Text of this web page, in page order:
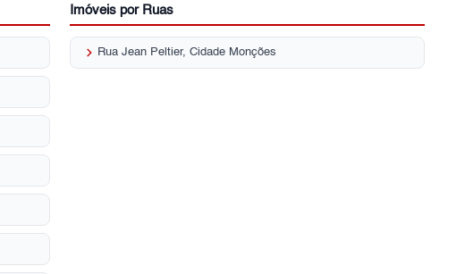
Imóveis por Ruas
keyboard_arrow_right Rua Jean Peltier, Cidade Monções